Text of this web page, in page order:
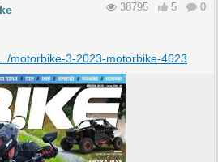
38795 5 0
motorbike-3-2023-motorbike-4623